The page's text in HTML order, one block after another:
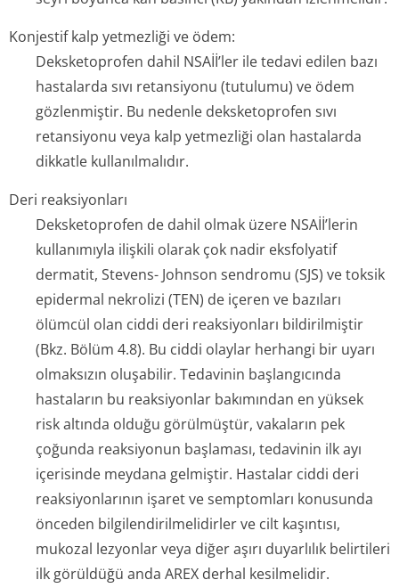
Konjestif kalp yetmezliği ve ödem:
Deksketoprofen dahil NSAİİ’ler ile tedavi edilen bazı
hastalarda sıvı retansiyonu (tutulumu) ve ödem
gözlenmiştir. Bu nedenle deksketoprofen sıvı
retansiyonu veya kalp yetmezliği olan hastalarda
dikkatle kullanılmalıdır.
Deri reaksiyonları
Deksketoprofen de dahil olmak üzere NSAİİ’lerin
kullanımıyla ilişkili olarak çok nadir eksfolyatif
dermatit, Stevens- Johnson sendromu (SJS) ve toksik
epidermal nekrolizi (TEN) de içeren ve bazıları
ölümcül olan ciddi deri reaksiyonları bildirilmiştir
(Bkz. Bölüm 4.8). Bu ciddi olaylar herhangi bir uyarı
olmaksızın oluşabilir. Tedavinin başlangıcında
hastaların bu reaksiyonlar bakımından en yüksek
risk altında olduğu görülmüştür, vakaların pek
çoğunda reaksiyonun başlaması, tedavinin ilk ayı
içerisinde meydana gelmiştir. Hastalar ciddi deri
reaksiyonlarının işaret ve semptomları konusunda
önceden bilgilendiril­melidirler ve cilt kaşıntısı,
mukozal lezyonlar veya diğer aşırı duyarlılık belirtileri
ilk görüldüğü anda AREX derhal kesilmelidir.